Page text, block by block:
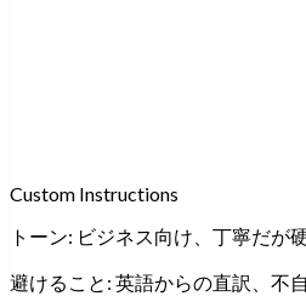
Custom Instructions
トーン: ビジネス向け、丁寧だが
避けること: 英語からの直訳、不